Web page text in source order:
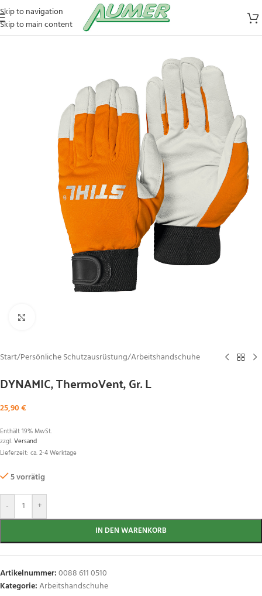
Skip to navigation
Skip to main content
Start/Persönliche Schutzausrüstung/Arbeitshandschuhe
DYNAMIC, ThermoVent, Gr. L
25,90€
Enthält 19% MwSt.
zzgl.Versand
Lieferzeit: ca. 2-4 Werktage
5 vorrätig
- +
IN DEN WARENKORB
Artikelnummer:0088 611 0510
Kategorie:Arbeitshandschuhe